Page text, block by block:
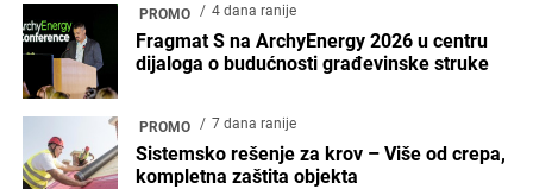
PROMO 4 dana ranije
Fragmat S na ArchyEnergy 2026 u centru
dijaloga o budućnosti građevinske struke
PROMO 7 dana ranije
Sistemsko rešenje za krov – Više od crepa,
kompletna zaštita objekta